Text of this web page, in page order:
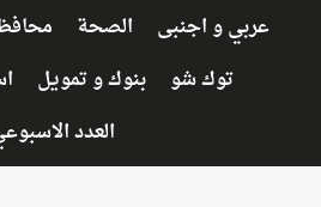
عربي و اجنبى
الصحة
توك شو
بنوك و تمويل
العدد